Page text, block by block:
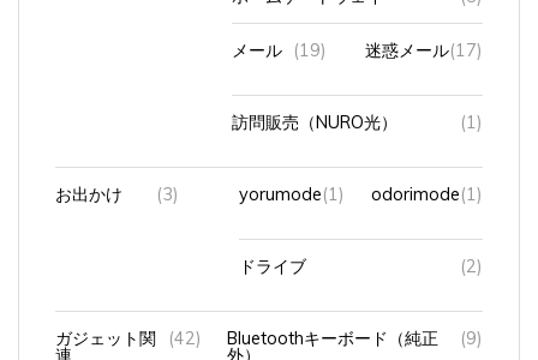
メール (19) 迷惑メール (17)
訪問販売（NURO光） (1)
お出かけ (3) yorumode (1) odorimode (1)
ドライブ (2)
ガジェット関
連
(42) Bluetoothキーボード（純正
外）
(9)